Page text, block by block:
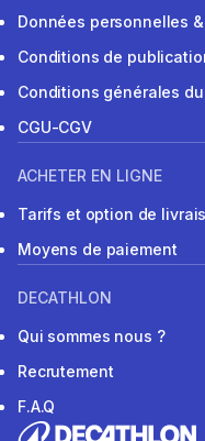
Données personnelles
Conditions de
Conditions générales
CGU-CGV
ACHETER EN LIGNE
Tarifs et option de
Moyens de paiement
DECATHLON
Qui sommes nous ?
Recrutement
F.A.Q